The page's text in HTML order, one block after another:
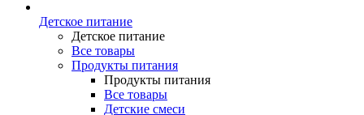
Детское питание
Детское питание
Все товары
Продукты питания
Продукты питания
Все товары
Детские смеси